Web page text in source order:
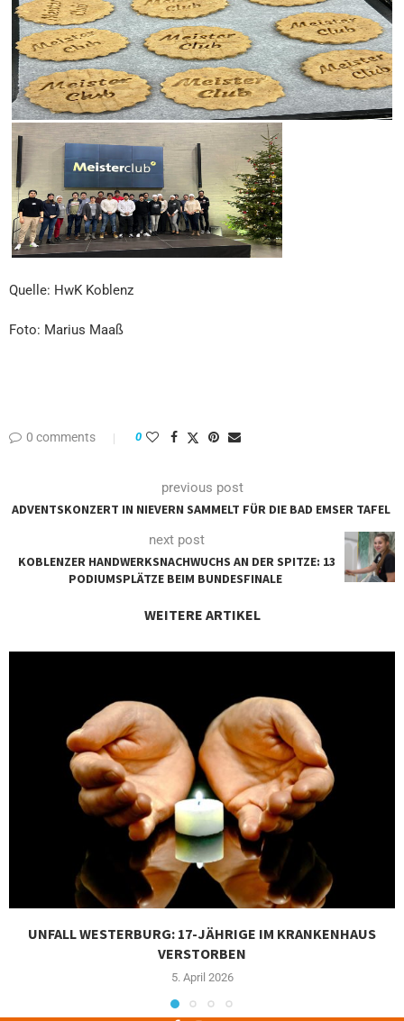
Quelle: HwK Koblenz
Foto: Marius Maaß
0 comments 0
previous post
ADVENTSKONZERT IN NIEVERN SAMMELT FÜR DIE BAD EMSER TAFEL
next post
KOBLENZER HANDWERKSNACHWUCHS AN DER SPITZE: 13
PODIUMSPLÄTZE BEIM BUNDESFINALE
WEITERE ARTIKEL
UNFALL WESTERBURG: 17-JÄHRIGE IM KRANKENHAUS
VERSTORBEN
5. April 2026